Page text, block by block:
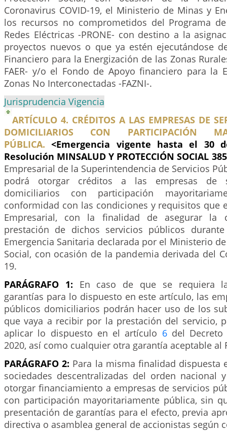
Coronavirus COVID-19, el Ministerio de Minas y
los recursos no comprometidos del Programa
Redes Eléctricas -PRONE- con destino a la
proyectos nuevos o que ya estén ejecutándose
Financiero para la Energización de las Zonas
FAER- y/o el Fondo de Apoyo financiero para la
Zonas No Interconectadas -FAZNI-.
Jurisprudencia Vigencia
ARTÍCULO 4. CRÉDITOS A LAS EMPRESAS DE
DOMICILIARIOS CON PARTICIPACIÓN
PÚBLICA. <Emergencia vigente hasta el 30
Resolución MINSALUD Y PROTECCIÓN SOCIAL
Empresarial de la Superintendencia de Servicios
podrá otorgar créditos a las empresas de
domiciliarios con participación
conformidad con las condiciones y requisitos que
Empresarial, con la finalidad de asegurar la
prestación de dichos servicios públicos
Emergencia Sanitaria declarada por el Ministerio
Social, con ocasión de la pandemia derivada del
19.
PARÁGRAFO 1: En caso de que se requiera
garantías para lo dispuesto en este artículo, las
públicos domiciliarios podrán hacer uso de los
que vaya a recibir por la prestación del servicio,
aplicar lo dispuesto en el artículo 6del Decreto
2020, así como cualquier otra garantía aceptable al
PARÁGRAFO 2: Para la misma finalidad dispuesta
sociedades descentralizadas del orden nacional
otorgar financiamiento a empresas de servicios
con participación mayoritariamente pública, sin
presentación de garantías para el efecto, previa
directiva o asamblea general de accionistas según